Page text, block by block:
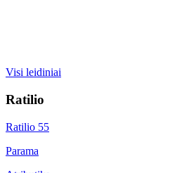
Visi leidiniai
Ratilio
Ratilio 55
Parama